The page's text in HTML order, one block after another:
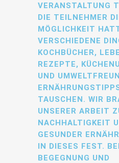
VERANSTALTUNG
DIE TEILNEHMER
MÖGLICHKEIT
VERSCHIEDENE
KOCHBÜCHER,
REZEPTE,
UND
TAUSCHEN. WIR
UNSERER ARBEIT
NACHHALTIGKEIT
GESUNDER
IN DIESES FEST.
BEGEGNUNG UND